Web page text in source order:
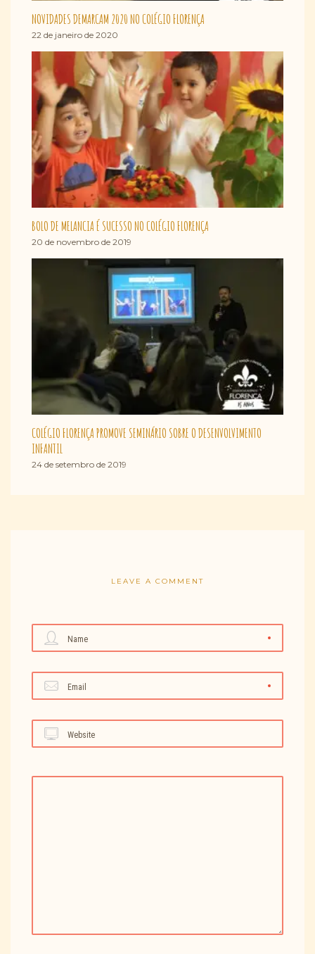
NOVIDADES DEMARCAM 2020 NO COLÉGIO FLORENÇA
22 de janeiro de 2020
BOLO DE MELANCIA É SUCESSO NO COLÉGIO FLORENÇA
20 de novembro de 2019
COLÉGIO FLORENÇA PROMOVE SEMINÁRIO SOBRE O DESENVOLVIMENTO
INFANTIL
24 de setembro de 2019
LEAVE A COMMENT
Name
Email
Website